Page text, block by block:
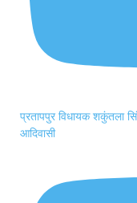
प्रतापपुर विधायक शकुंतला
आदिवासी